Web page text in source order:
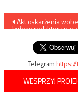
Nawigacja
wpisu
Akt oskarżenia
byłego redaktora
Telegram
WESPRZYJ